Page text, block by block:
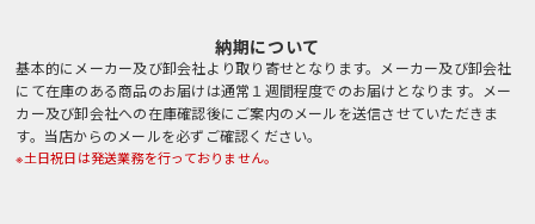
納期について
基本的にメーカー及び卸会社より取り寄せとなります。メーカー及び卸会社
にて在庫のある商品のお届けは通常１週間程度でのお届けとなります。メー
カー及び卸会社への在庫確認後にご案内のメールを送信させていただきま
す。当店からのメールを必ずご確認ください。
※土日祝日は発送業務を行っておりません。